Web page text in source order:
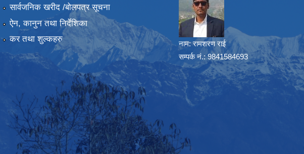
सार्वजनिक खरीद /बोलपत्र सूचना
ऐन, कानुन तथा निर्देशिका
कर तथा शुल्कहरु
नाम: रामशरण राई
सम्पर्क नं.: 9841584693